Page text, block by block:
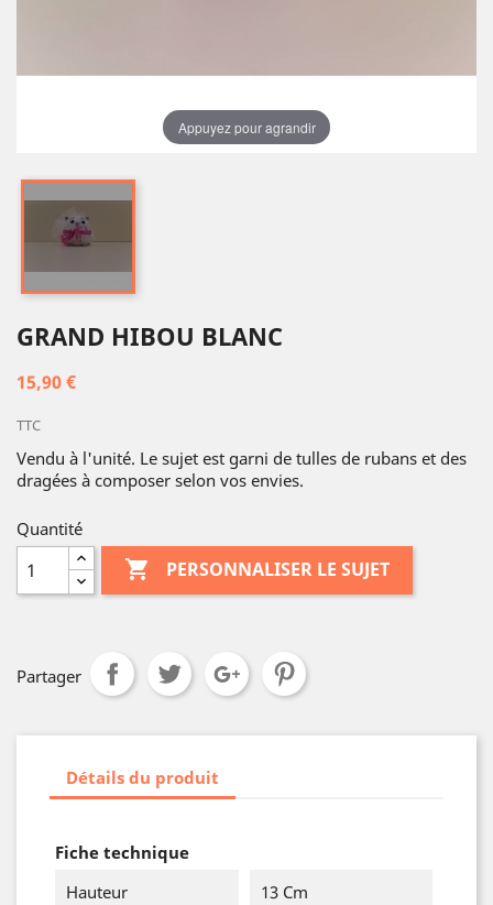
Appuyez pour agrandir
GRAND HIBOU BLANC
15,90 €
TTC
Vendu à l'unité. Le sujet est garni de tulles de rubans et des
dragées à composer selon vos envies.
Quantité
 PERSONNALISER LE SUJET
Partager
Détails du produit
Fiche technique
Hauteur
13 Cm